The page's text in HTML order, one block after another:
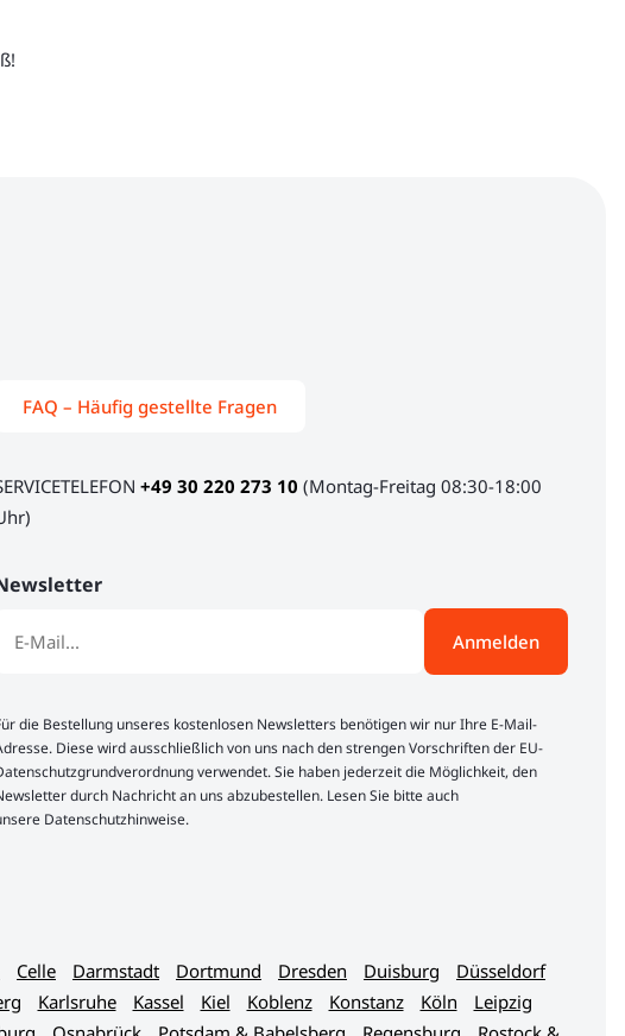
FAQ – Häufig gestellte Fragen
+49 30 220 273 10 (Montag-Freitag 08:30-18:00
Anmelden
die Bestellung unseres kostenlosen Newsletters benötigen wir nur Ihre E-Mail-
Diese wird ausschließlich von uns nach den strengen Vorschriften der EU-
verwendet. Sie haben jederzeit die Möglichkeit, den
durch Nachricht an uns abzubestellen. Lesen Sie bitte auch
Datenschutzhinweise.
Celle Darmstadt Dortmund Dresden Duisburg
Düsseldorf
Karlsruhe Kassel Kiel Koblenz Konstanz Köln
Leipzig